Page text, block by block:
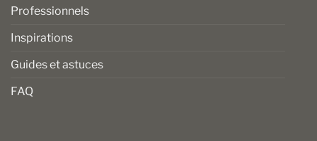
Professionnels
Inspirations
Guides et astuces
FAQ